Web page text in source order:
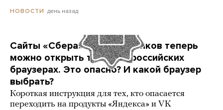
НОВОСТИ день назад
Сайты «Сбера» и других банков теперь
можно открыть только в российских
браузерах. Это опасно? И какой браузер
выбрать?
Короткая инструкция для тех, кто опасается
переходить на продукты «Яндекса» и VK